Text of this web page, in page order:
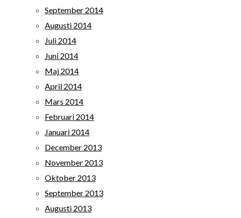
September 2014
Augusti 2014
Juli 2014
Juni 2014
Maj 2014
April 2014
Mars 2014
Februari 2014
Januari 2014
December 2013
November 2013
Oktober 2013
September 2013
Augusti 2013